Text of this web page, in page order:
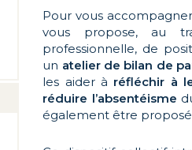
Pour vous
vous propose, au
professionnelle, de
un atelier de bilan de
les aider à réfléchir à
réduire l’absentéisme
également être